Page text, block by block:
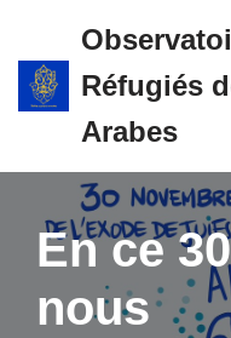
Aller
au
Réfugiés
Arabes
En ce
nous